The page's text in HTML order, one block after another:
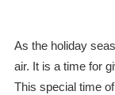
As the holiday
air. It is a time for
This special time